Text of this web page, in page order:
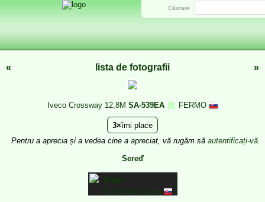
« lista de fotografii »
Iveco Crossway 12,8M SA-539EA FERMO
3 îmi place
Pentru a aprecia și a vedea cine a apreciat, vă rugăm să autentificați-vă.
Sereď
Balu
Rimavska Sobota
Căutare